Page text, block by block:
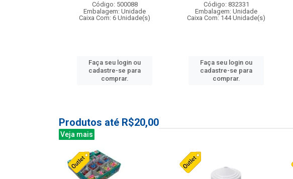
Código: 500088
Embalagem: Unidade
Caixa Com: 6 Unidade(s)
Faça seu login ou
cadastre-se para
comprar.
Código: 832331
Embalagem: Unidade
Caixa Com: 144 Unidade(s)
Faça seu login ou
cadastre-se para
comprar.
Produtos até R$20,00
Veja mais